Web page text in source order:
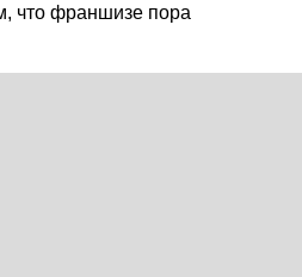
что франшизе пора